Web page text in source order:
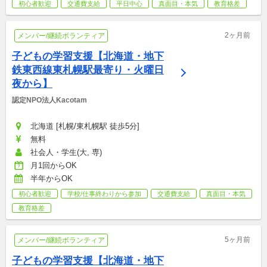
初心者歓迎 交通費支給 平日中心 真面目・本気 教育格差
メンバー/継続ボランティア 2ヶ月前
子どもの学習支援【北海道・地下
鉄東西線東札幌駅最寄り・火曜日
夜から】
認定NPO法人Kacotam
北海道 [札幌/東札幌駅 徒歩5分]
無料
社会人・学生(大, 専)
月1回からOK
半年からOK
初心者歓迎 学校/仕事終わりから参加 交通費支給
真面目・本気
教育格差
メンバー/継続ボランティア 5ヶ月前
子どもの学習支援【北海道・地下